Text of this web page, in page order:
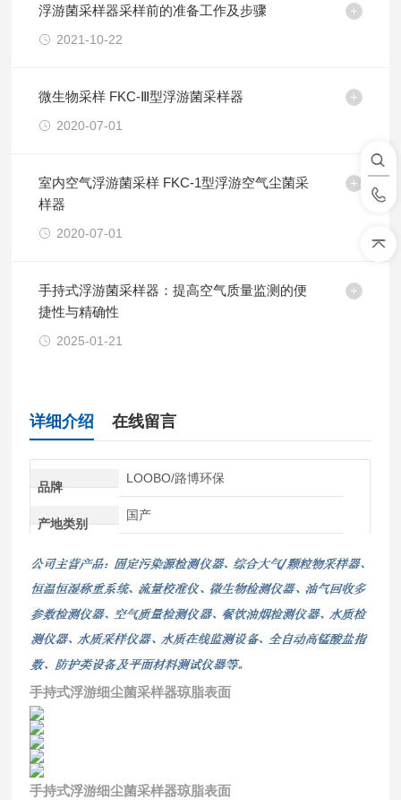
浮游菌采样器采样前的准备工作及步骤
2021-10-22
微生物采样 FKC-Ⅲ型浮游菌采样器
2020-07-01
室内空气浮游菌采样 FKC-1型浮游空气尘菌采
样器
2020-07-01
手持式浮游菌采样器：提高空气质量监测的便
捷性与精确性
2025-01-21
详细介绍 在线留言
品牌
LOOBO/路博环保
产地类别
国产
手持式浮游细尘菌采样器琼脂表面
手持式浮游细尘菌采样器琼脂表面